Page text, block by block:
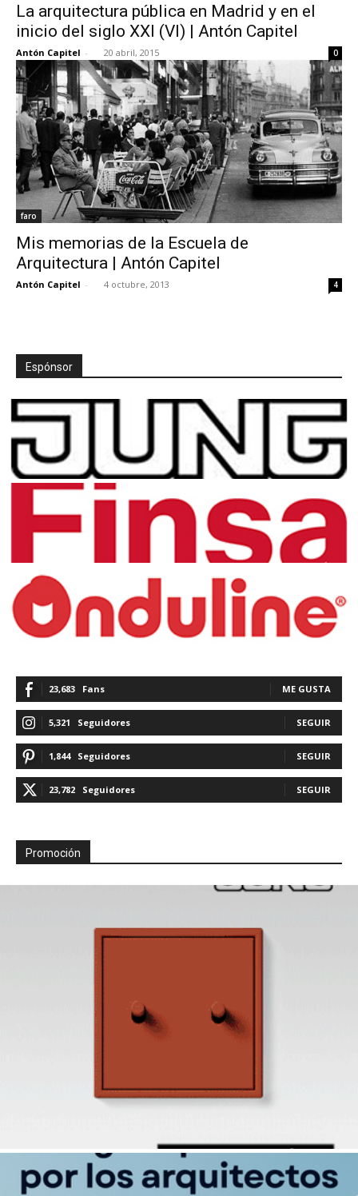
La arquitectura pública en Madrid y en el
inicio del siglo XXI (VI) | Antón Capitel
Antón Capitel - 20 abril, 2015 0
faro
Mis memorias de la Escuela de
Arquitectura | Antón Capitel
Antón Capitel - 4 octubre, 2013 4
Espónsor
23,683 Fans ME GUSTA
5,321 Seguidores SEGUIR
1,844 Seguidores SEGUIR
23,782 Seguidores SEGUIR
Promoción